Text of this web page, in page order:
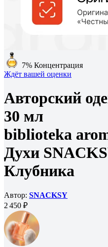
7% Концентрация
Ждёт вашей оценки
Авторский
30 мл
biblioteka
Духи
Клубника
Автор: SNACKSY
2 450 ₽